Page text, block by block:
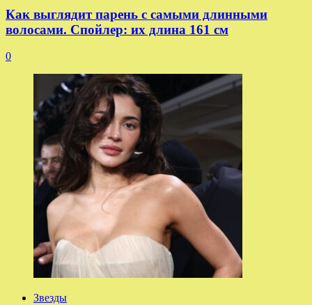
Как выглядит парень с самыми длинными
волосами. Спойлер: их длина 161 см
0
Звезды